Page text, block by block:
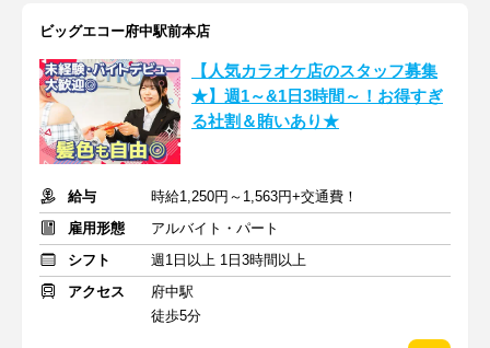
ビッグエコー府中駅前本店
【人気カラオケ店のスタッフ募集
★】週1～&1日3時間～！お得すぎ
る社割＆賄いあり★
給与
時給1,250円～1,563円+交通費！
雇用形態
アルバイト・パート
シフト
週1日以上 1日3時間以上
アクセス
府中駅
徒歩5分